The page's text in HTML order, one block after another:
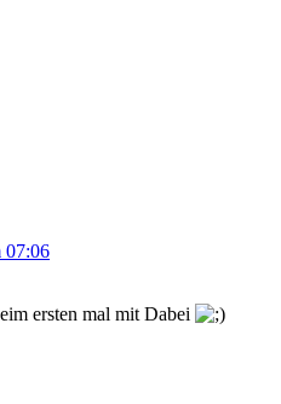
07:06
ersten mal mit Dabei